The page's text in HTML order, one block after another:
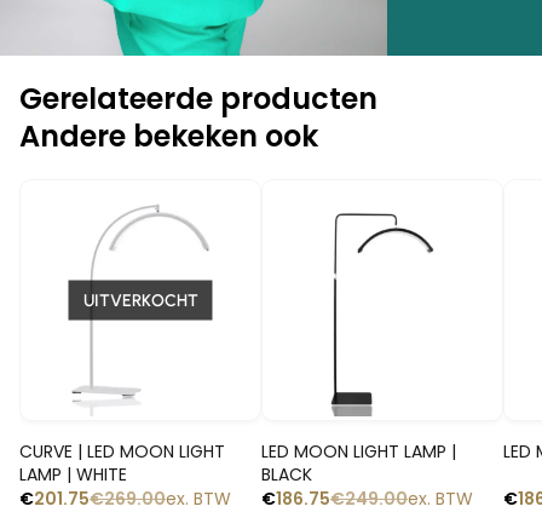
Gerelateerde producten
Andere bekeken ook
UITVERKOCHT
CURVE | LED MOON LIGHT
LAMP | WHITE
€269.00
€201.75 ex. BTW
LED MOON LIGHT LAMP |
BLACK
€249.00
€186.75 ex. BTW
LED
€